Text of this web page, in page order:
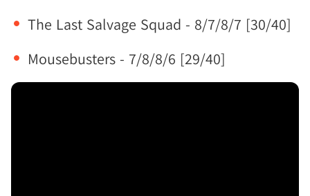
The Last Salvage Squad - 8/7/8/7 [30/40]
Mousebusters - 7/8/8/6 [29/40]